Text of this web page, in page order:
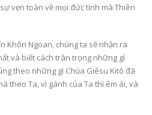
vẹn toàn về mọi đức tính mà Thiên
Khôn Ngoan, chúng ta sẽ nhận ra
và biết cách trân trọng những gì
theo những gì Chúa Giêsu Kitô đã
theo Ta, vì gánh của Ta thì êm ái, và